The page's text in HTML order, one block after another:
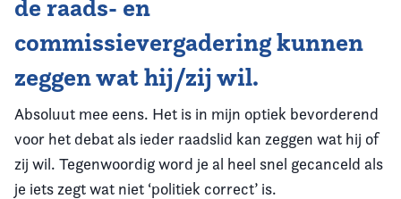
de raads- en
commissievergadering kunnen
zeggen wat hij/zij wil.
Absoluut mee eens. Het is in mijn optiek bevorderend
voor het debat als ieder raadslid kan zeggen wat hij of
zij wil. Tegenwoordig word je al heel snel gecanceld als
je iets zegt wat niet ‘politiek correct’ is.